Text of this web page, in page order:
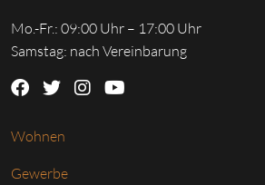
Mo.-Fr.: 09:00 Uhr – 17:00 Uhr
Samstag: nach Vereinbarung
Wohnen
Gewerbe